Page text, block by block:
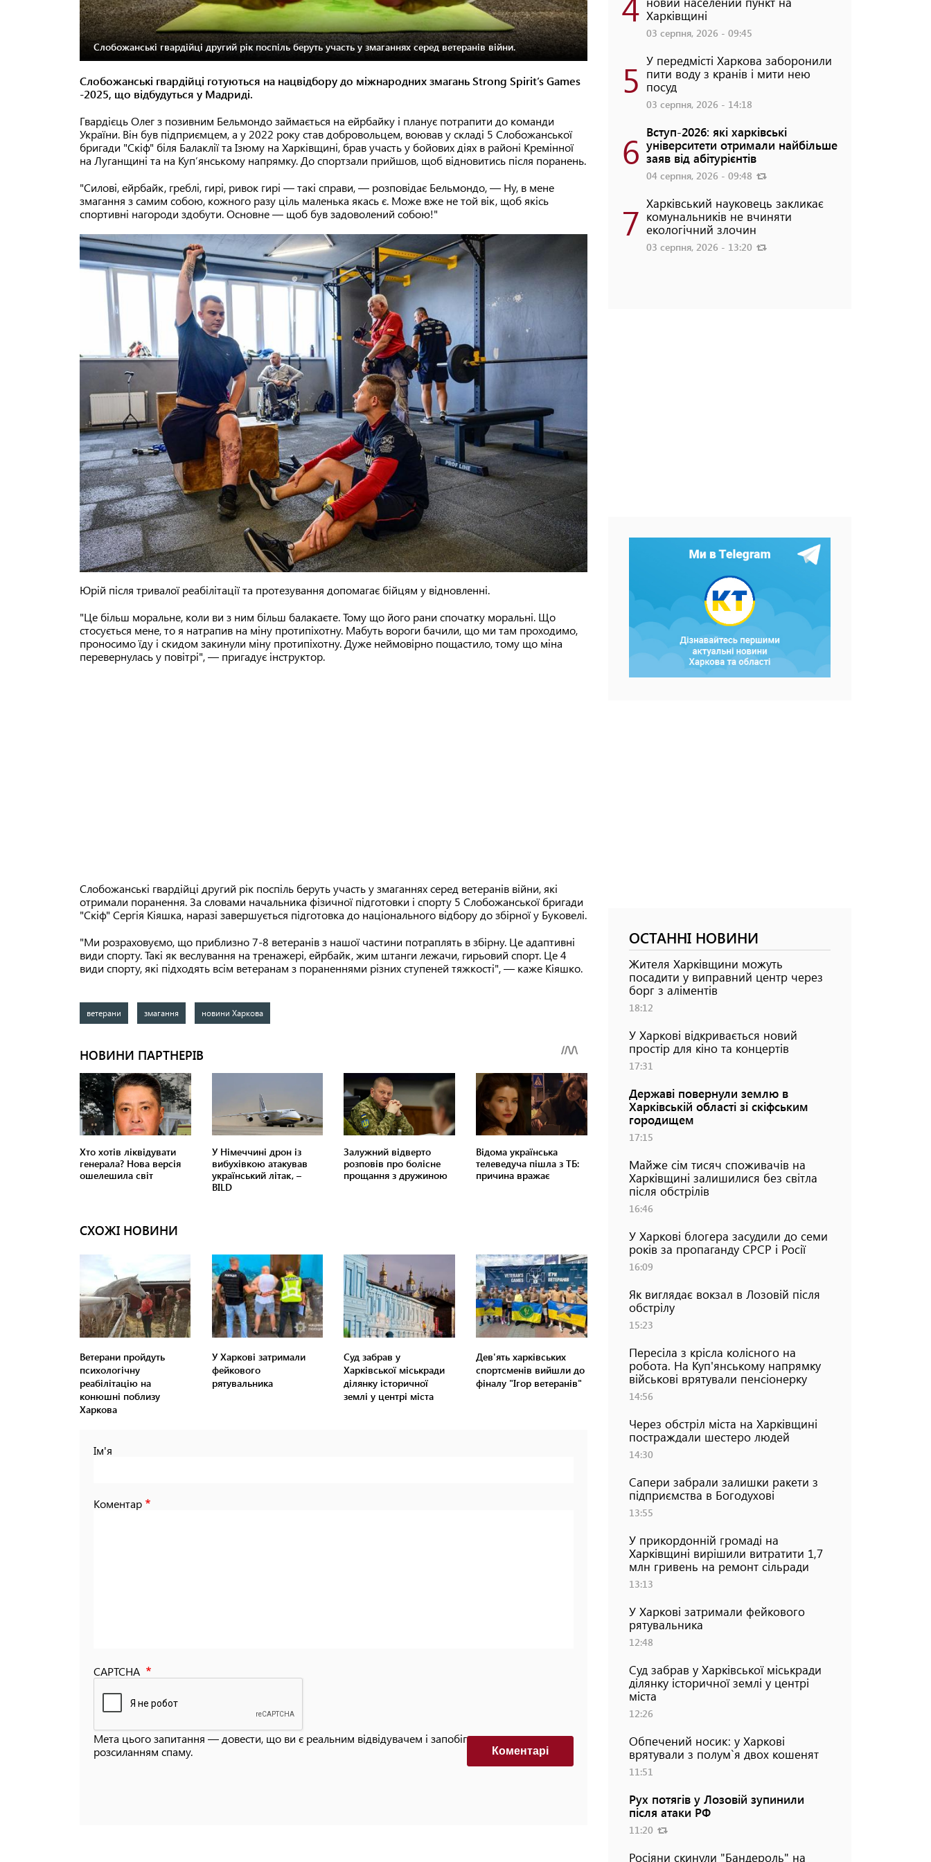
Слобожанські гвардійці другий рік поспіль беруть участь у змаганнях серед ветеранів війни.
Слобожанські гвардійці готуються на нацвідбору до міжнародних змагань Strong Spirit’s Games
-2025, що відбудуться у Мадриді.
Гвардієць Олег з позивним Бельмондо займається на ейрбайку і планує потрапити до команди
України. Він був підприємцем, а у 2022 року став добровольцем, воював у складі 5 Слобожанської
бригади "Скіф" біля Балаклії та Ізюму на Харківщині, брав участь у бойових діях в районі Кремінної
на Луганщині та на Куп’янському напрямку. До спортзали прийшов, щоб відновитись після поранень.
"Силові, ейрбайк, греблі, гирі, ривок гирі — такі справи, — розповідає Бельмондо, — Ну, в мене
змагання з самим собою, кожного разу ціль маленька якась є. Може вже не той вік, щоб якісь
спортивні нагороди здобути. Основне — щоб був задоволений собою!"
Юрій після тривалої реабілітації та протезування допомагає бійцям у відновленні.
"Це більш моральне, коли ви з ним більш балакаєте. Тому що його рани спочатку моральні. Що
стосується мене, то я натрапив на міну протипіхотну. Мабуть вороги бачили, що ми там проходимо,
проносимо їду і скидом закинули міну протипіхотну. Дуже неймовірно пощастило, тому що міна
перевернулась у повітрі", — пригадує інструктор.
Слобожанські гвардійці другий рік поспіль беруть участь у змаганнях серед ветеранів війни, які
отримали поранення. За словами начальника фізичної підготовки і спорту 5 Слобожанської бригади
"Скіф" Сергія Кіяшка, наразі завершується підготовка до національного відбору до збірної у Буковелі.
"Ми розраховуємо, що приблизно 7-8 ветеранів з нашої частини потраплять в збірну. Це адаптивні
види спорту. Такі як веслування на тренажері, ейрбайк, жим штанги лежачи, гирьовий спорт. Це 4
види спорту, які підходять всім ветеранам з пораненнями різних ступеней тяжкості", — каже Кіяшко.
ветерани змагання новини Харкова
СХОЖІ НОВИНИ
Ветерани пройдуть
психологічну
реабілітацію на
конюшні поблизу
Харкова
У Харкові затримали
фейкового
рятувальника
Суд забрав у
Харківської міськради
ділянку історичної
землі у центрі міста
Дев'ять харківських
спортсменів вийшли до
фіналу "Ігор ветеранів"
Ім'я
Коментар
CAPTCHA
Мета цього запитання — довести, що ви є реальним відвідувачем і запобігти автоматизованим
розсиланням спаму.
Коментарi
Харківщині
03 серпня, 2026 - 09:45
5 У передмісті Харкова заборонили
пити воду з кранів і мити нею
посуд
03 серпня, 2026 - 14:18
6 Вступ-2026: які харківські
університети отримали найбільше
заяв від абітурієнтів
04 серпня, 2026 - 09:48
7 Харківський науковець закликає
комунальників не вчиняти
екологічний злочин
03 серпня, 2026 - 13:20
ОСТАННІ НОВИНИ
Жителя Харківщини можуть
посадити у виправний центр через
борг з аліментів
18:12
У Харкові відкривається новий
простір для кіно та концертів
17:31
Державі повернули землю в
Харківській області зі скіфським
городищем
17:15
Майже сім тисяч споживачів на
Харківщині залишилися без світла
після обстрілів
16:46
У Харкові блогера засудили до семи
років за пропаганду СРСР і Росії
16:09
Як виглядає вокзал в Лозовій після
обстрілу
15:23
Пересіла з крісла колісного на
робота. На Куп'янському напрямку
військові врятували пенсіонерку
14:56
Через обстріл міста на Харківщині
постраждали шестеро людей
14:30
Сапери забрали залишки ракети з
підприємства в Богодухові
13:55
У прикордонній громаді на
Харківщині вирішили витратити 1,7
млн гривень на ремонт сільради
13:13
У Харкові затримали фейкового
рятувальника
12:48
Суд забрав у Харківської міськради
ділянку історичної землі у центрі
міста
12:26
Обпечений носик: у Харкові
врятували з полум`я двох кошенят
11:51
Рух потягів у Лозовій зупинили
після атаки РФ
11:20
Росіяни скинули "Бандероль" на